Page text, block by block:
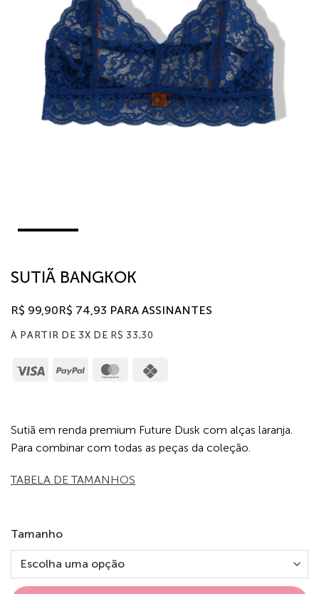
SUTIÃ BANGKOK
R$ 99,90R$ 74,93 PARA ASSINANTES
À PARTIR DE 3X DE R$ 33,30
Visa PayPal MasterCard
Sutiã em renda premium Future Dusk com alças laranja.
Para combinar com todas as peças da coleção.
TABELA DE TAMANHOS
Tamanho